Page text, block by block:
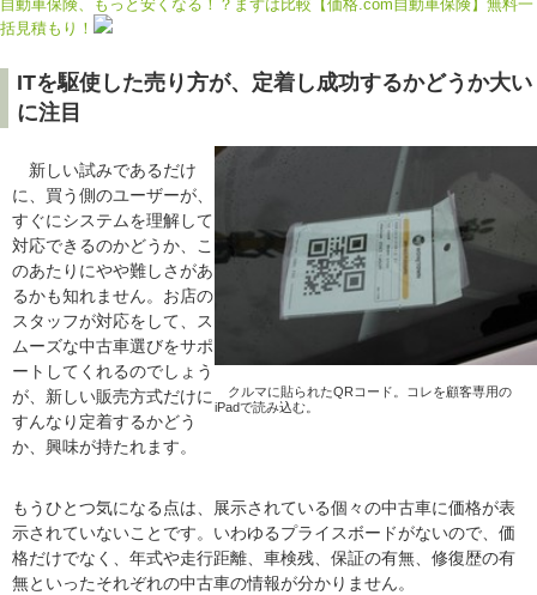
自動車保険、もっと安くなる！？まずは比較【価格.com自動車保険】無料一
括見積もり！
ITを駆使した売り方が、定着し成功するかどうか大い
に注目
クルマに貼られたQRコード。コレを顧客専用の
iPadで読み込む。
新しい試みであるだけ
に、買う側のユーザーが、
すぐにシステムを理解して
対応できるのかどうか、こ
のあたりにやや難しさがあ
るかも知れません。お店の
スタッフが対応をして、ス
ムーズな中古車選びをサポ
ートしてくれるのでしょう
が、新しい販売方式だけに
すんなり定着するかどう
か、興味が持たれます。
もうひとつ気になる点は、展示されている個々の中古車に価格が表
示されていないことです。いわゆるプライスボードがないので、価
格だけでなく、年式や走行距離、車検残、保証の有無、修復歴の有
無といったそれぞれの中古車の情報が分かりません。